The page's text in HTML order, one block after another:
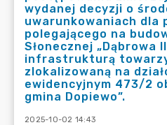
wydanej decyzji o
uwarunkowaniach dla
polegającego na
Słonecznej „Dąbrowa
infrastrukturą
zlokalizowaną na
ewidencyjnym 473/2
gmina Dopiewo”.
2025-10-02 14:43